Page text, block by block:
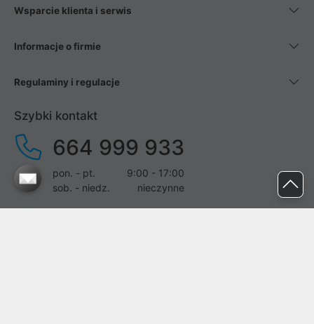
Wsparcie klienta i serwis
Informacje o firmie
Regulaminy i regulacje
Szybki kontakt
664 999 933
pon. - pt.
9:00 - 17:00
sob. - niedz.
nieczynne